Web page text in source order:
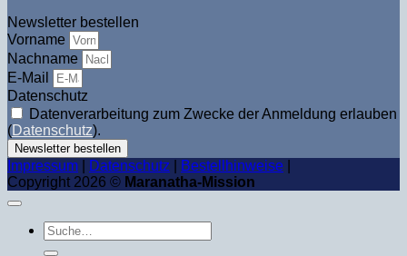
Newsletter bestellen
Vorname
Nachname
E-Mail
Datenschutz
Datenverarbeitung zum Zwecke der Anmeldung erlauben
(Datenschutz).
Newsletter bestellen
Impressum Datenschutz Bestellhinweise
Copyright 2026 © Maranatha-Mission
Suche
nach: